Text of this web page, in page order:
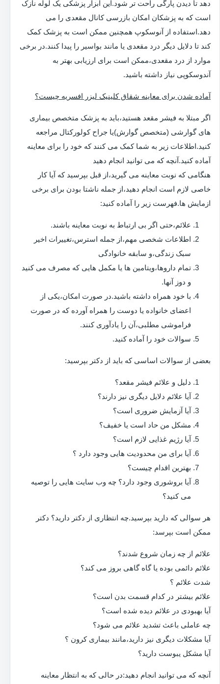
دهد تا دیدن پارگی راحت تر شود.این ابزار پزشکی یک لوله نازک
است که به پزشکان امکان بازرسی کانال مقعدی را می
دهد.استفاده از آنوسکوپ همچنین ممکن است به پزشک کمک
کند تا دلایل دیگر درد مقعدی یا مانند بواسیر را پیدا کنند.در برخی
موارد از درد مقعدی،ممکن است برای ارزیابی بهتر به
آندوسکوپی نیاز داشته باشید.
آماده شدن برای معاینه شقاق کلینیک لیزر افسریه چیست؟
اگر مبتلا به فیشر مقعد هستید،باید به پزشک متخصص بیماری
های گوارشی (متخصص گوارش)یا جراح کولورکتال مراجعه
کنید.اطلاعات زیر به شما کمک می کنند که خود را برای معاینه
آماده کنید.آنچه که می توانید انجام دهید
هنگامی که نوبت معاینه می گیرید،از قبل بپرسید که آیا کار
خاصی لازم است انجام دهید،از جمله ناشتا بودن برای برخی
ازمایش ها.فهرست زیر را آماده کنید:
علائم،حتی اگر بی ارتباط به نوبت معاینه باشند.
اطلاعات شخصی مهم،از جمله استرس،تغییرات اخیر
سبک زندگی،و سابقه خانوادگی
تمام داروها،ویتامین ها یا مکمل هایی که مصرف می کنید
و دوز آنها.
با خود همراه داشته باشید.در صورت امکان،یکی از
اعضای خانواده یا دوست را همراه آورده که در صورت
فراموشی مطلبی،آن را یادآوری کنند.
سوالات خود را آماده کنید.
بعضی از سوالات اساسی که باید از دکتر بپرسید:
دلیل و علائم فیشر مقعد؟
آیا علائم دلایل دیگری نیز دارند؟
آیا آزمایش ضروری است؟
مشکل من حاد است یا خفیف؟
آیا رژیم غذایی لازم است؟
آیا برای من محدودیت هایی وجود دارد ؟
بهترین اقدام چیست؟
آیا بروشوری وجود دارد؟ چه وب سایت هایی را توصیه
می کنید؟
هر سوالی که دارید بپرسید.چه انتظاری از دکتر دارید؟ دکتر
ممکن است بپرسد:
علائم از چه زمان شروع شدند؟
علائم دائمی بوده یا گاه گاهی بروز می کند؟
شدت علائم ؟
علائم بیشتر در کدام قسمت بدن است؟
آیا بهبودی در علائم دیده شده است؟
چه عاملی باعث تشدید علائم می شود؟
آیا مشکلات دیگری نیز دارید،مانند بیماری کرون ؟
آیا مشکل یبوست دارید؟
آنچه که می توانید انجام دهید:در حالی که به انتظار معاینه